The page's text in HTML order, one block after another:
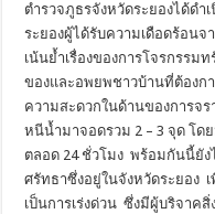
ตำรวจภูธรจังหวัดระยองได้ด
ระยองผู้ได้รับความเดือดร้อน
เน้นย้ำเรื่องของการโจรกรร
ของและอพยพชาวบ้านที่ต้องก
ความสะดวกในด้านของการจ
หนีน้ำมาจอดรวม 2 – 3 จุด โด
ตลอด 24 ชั่วโมง พร้อมกันนี้ยั
ศรัทธาซึ่งอยู่ในจังหวัดระยอง
เป็นการเร่งด่วน ซึ่งมีผู้บริจาค